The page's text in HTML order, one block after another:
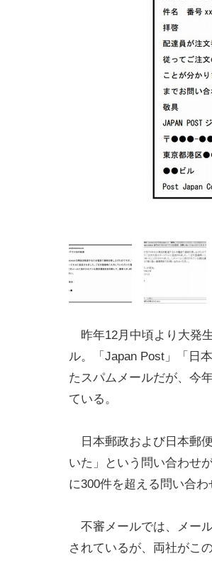
昨年12月中頃より大発
ル。「Japan Post」「日
たスパムメールだが、今
ている。
日本郵政および日本郵
いた」という問い合わせ
に300件を超える問い合
不審メールでは、メー
されているが、両社がこ